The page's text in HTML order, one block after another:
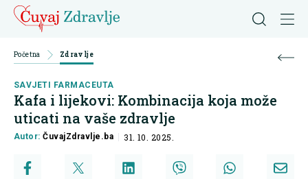
Početna Zdravlje
SAVJETI FARMACEUTA
Kafa i lijekovi: Kombinacija koja može
uticati na vaše zdravlje
Autor:ČuvajZdravlje.ba 31. 10. 2025.